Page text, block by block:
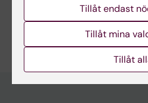
Innehållsgranskare:
Michelle Azorbo
Sidan uppdaterad:2025-08-22
Tillåt endast
Tillåt mina
Tillåt